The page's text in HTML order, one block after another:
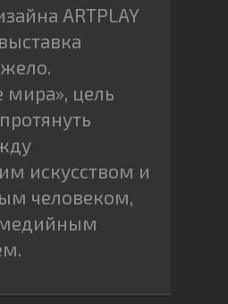
ARTPLAY
мира», цель
искусством и
человеком,